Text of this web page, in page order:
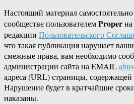
Настоящий материал
сообществе пользователемProper
редакции Пользовательского
что такая публикация нарушает
смежные права, вам необходимо
администрации сайта на EMAIL
адреса (URL) страницы,
Нарушение будет в кратчайшие
наказаны.